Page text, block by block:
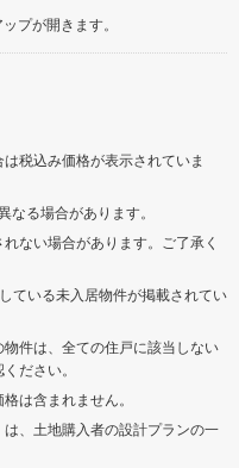
プが開きます。
税込み価格が表示されていま
る場合があります。
ない場合があります。ご了承く
ている未入居物件が掲載されてい
物件は、全ての住戸に該当しない
ださい。
は含まれません。
は、土地購入者の設計プランの一